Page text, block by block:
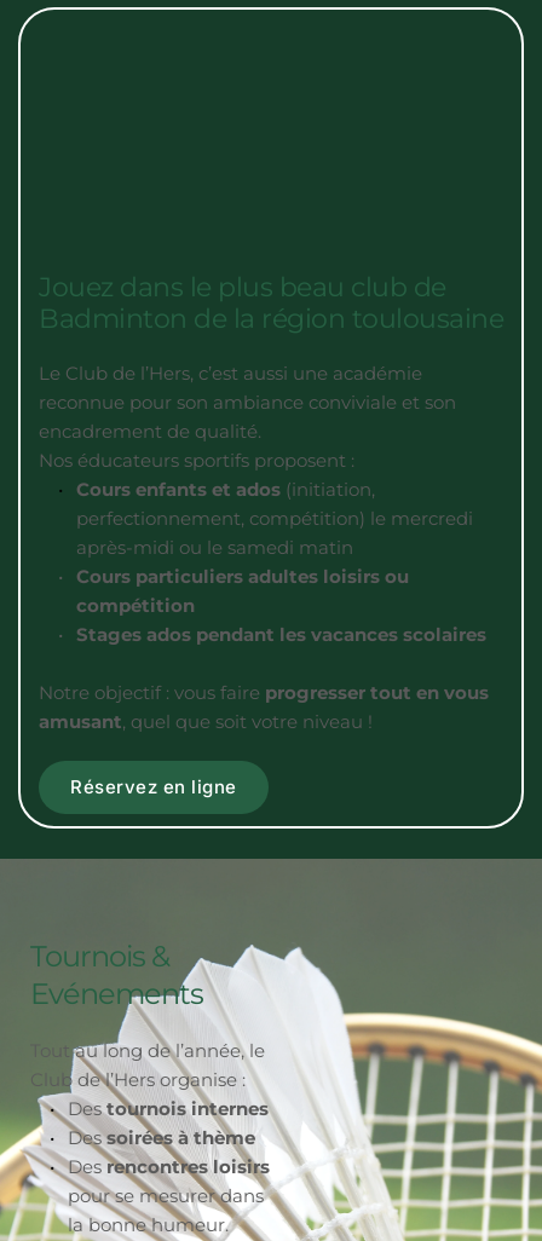
Jouez dans le plus beau club de
Badminton de la région toulousaine
Le Club de l’Hers, c’est aussi une académie
reconnue pour son ambiance conviviale et son
encadrement de qualité.
Nos éducateurs sportifs proposent :
Cours enfants et ados (initiation,
perfectionnement, compétition) le mercredi
après-midi ou le samedi matin
Cours particuliers adultes loisirs ou
compétition
Stages ados pendant les vacances scolaires
Notre objectif : vous faire progresser tout en vous
amusant, quel que soit votre niveau !
Réservez en ligne
Tournois &
Evénements
Tout au long de l’année, le
Club de l’Hers organise :
Des tournois internes
Des soirées à thème
Des rencontres loisirs
pour se mesurer dans
la bonne humeur.